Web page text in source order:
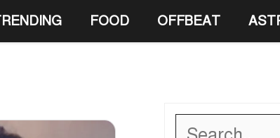
FOOD OFFBEAT
Search